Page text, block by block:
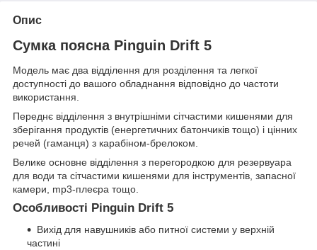
Опис
Сумка поясна Pinguin Drift 5
Модель має два відділення для розділення та легкої
доступності до вашого обладнання відповідно до частоти
використання.
Переднє відділення з внутрішніми сітчастими кишенями для
зберігання продуктів (енергетичних батончиків тощо) і цінних
речей (гаманця) з карабіном-брелоком.
Велике основне відділення з перегородкою для резервуара
для води та сітчастими кишенями для інструментів, запасної
камери, mp3-плеєра тощо.
Особливості Pinguin Drift 5
Вихід для навушників або питної системи у верхній
частині